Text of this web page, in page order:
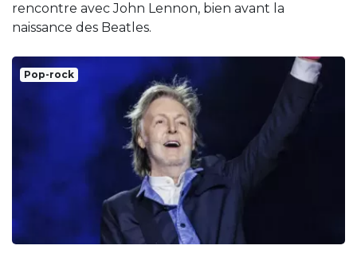
rencontre avec John Lennon, bien avant la
naissance des Beatles.
Pop-rock